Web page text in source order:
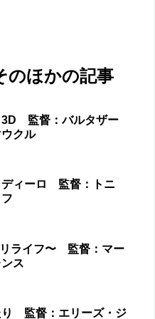
のほかの記事
3D 監督：バルタザー
クル
ディーロ 監督：トニ
ライフ〜 監督：マー
ス
り 監督：エリーズ・ジ